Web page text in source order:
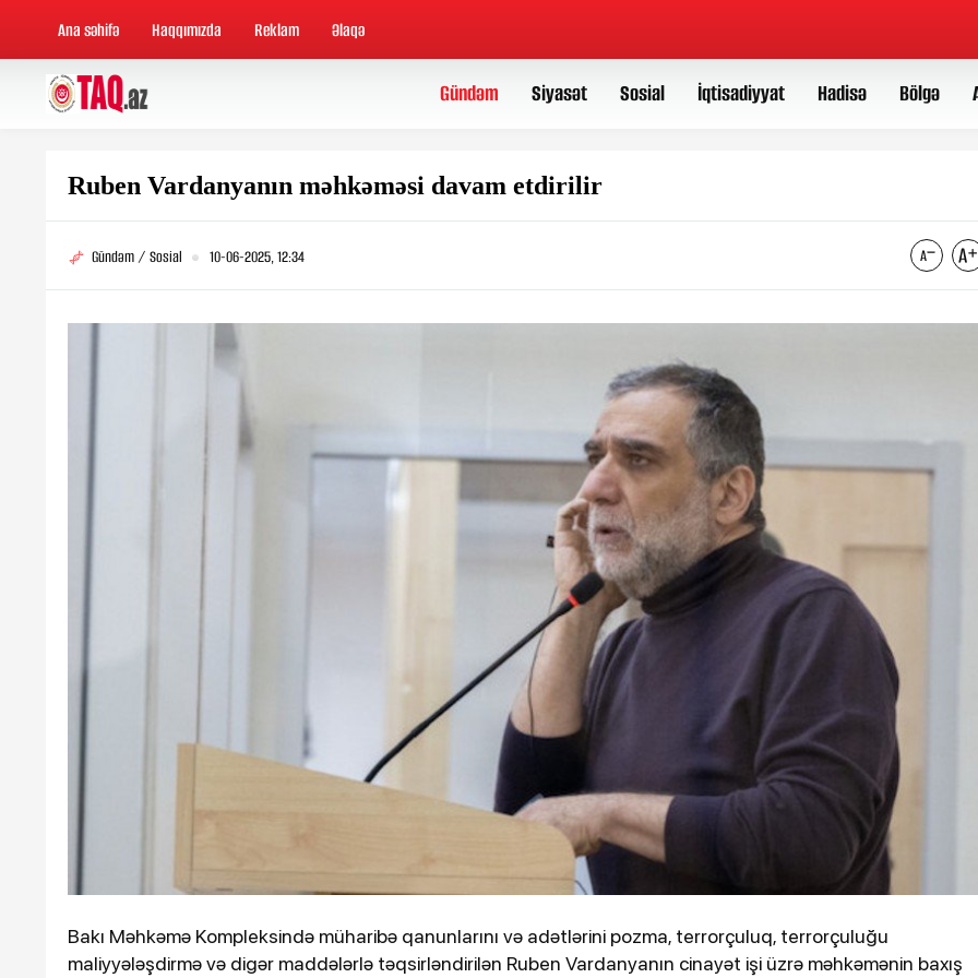
Ana səhifə Haqqımızda Reklam Əlaqə
Gündəm Siyasət Sosial İqtisadiyyat Hadisə Bölgə
Ruben Vardanyanın məhkəməsi davam etdirilir
Gündəm / Sosial 10-06-2025, 12:34
Bakı Məhkəmə Kompleksində müharibə qanunlarını və adətlərini pozma, terrorçuluq, terrorçuluğu
maliyyələşdirmə və digər maddələrlə təqsirləndirilən Ruben Vardanyanın cinayət işi üzrə məhkəmənin baxış
Ötən il 900 əsər və ifa qeydiyyatdan
Kənan Doğulu, Beren Saat və daha 20
nəfər narkotikə görə saxlanılıb
öldü
hücumlarından zərərçəkənlərin
sayını açıqlayıb
2-03-2026, 16:57
Zelenski
dronlarını
Ukraynadan